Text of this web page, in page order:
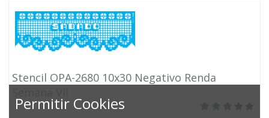
Stencil OPA-2680 10x30 Negativo Renda
Permitir Cookies